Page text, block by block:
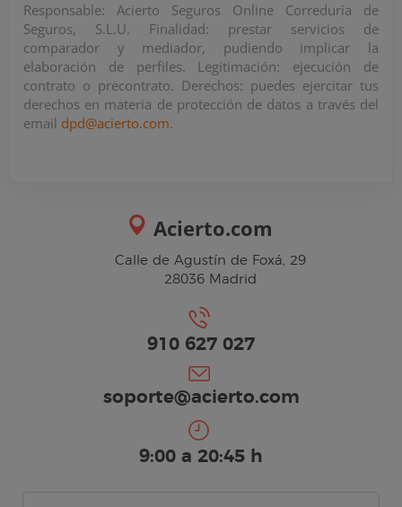
Responsable: Acierto Seguros Online Correduría de
Seguros, S.L.U. Finalidad: prestar servicios de
comparador y mediador, pudiendo implicar la
elaboración de perfiles. Legitimación: ejecución de
contrato o precontrato. Derechos: puedes ejercitar tus
derechos en materia de protección de datos a través del
email dpd@acierto.com.
Acierto.com
Calle de Agustín de Foxá, 29
28036 Madrid
910 627 027
soporte@acierto.com
9:00 a 20:45 h